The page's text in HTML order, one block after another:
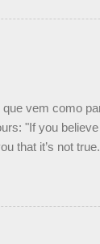
“Mas
que não
vem como
"If you believe
that it’s not
Kimi as a
October